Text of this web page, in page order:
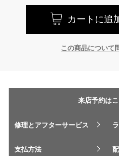
この商品について
来店予約は
修理とアフターサービス
支払方法